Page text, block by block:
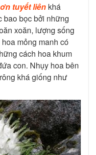
tuyết liên khá
bao bọc bởi những
xoăn, lượng sống
mỏng manh có
cách hoa khum
con. Nhụy hoa bên
khá giống như